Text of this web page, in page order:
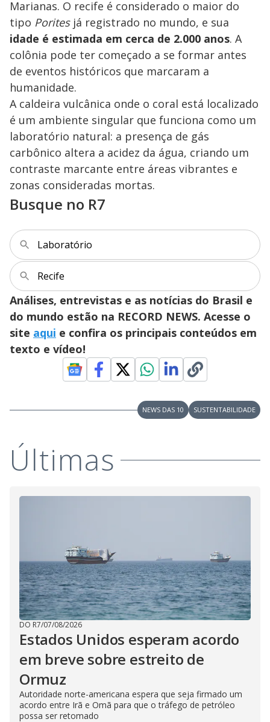
y
V
i
d
e
o
s o
s
M
u
d
o
Marianas. O recife é considerado o maior do
tipo Poritesjá registrado no mundo, e sua
idade é estimada em cerca de 2.000 anos. A
colônia pode ter começado a se formar antes
de eventos históricos que marcaram a
humanidade.
A caldeira vulcânica onde o coral está localizado
é um ambiente singular que funciona como um
laboratório natural: a presença de gás
carbônico altera a acidez da água, criando um
contraste marcante entre áreas vibrantes e
zonas consideradas mortas.
Busque no R7
Laboratório
Recife
Análises, entrevistas e as notícias do Brasil e
do mundo estão na RECORD NEWS. Acesse o
site aqui e confira os principais conteúdos em
texto e vídeo!
NEWS DAS 10 SUSTENTABILIDADE
Últimas
DO R7/07/08/2026
Estados Unidos esperam acordo
em breve sobre estreito de
Ormuz
Autoridade norte-americana espera que seja firmado um
acordo entre Irã e Omã para que o tráfego de petróleo
possa ser retomado